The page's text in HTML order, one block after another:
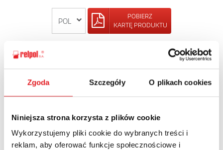
Zgoda Szczegóły O plikach cookies
Niniejsza strona korzysta z plików cookie
Wykorzystujemy pliki cookie do wybranych treści i
reklam, aby oferować funkcje społecznościowe i
POBIERZ
KARTĘ PRODUKTU
Zapytaj o szczegóły oferty
Imię i nazwisko: *